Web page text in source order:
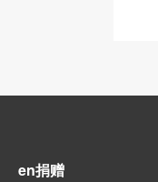
en捐赠